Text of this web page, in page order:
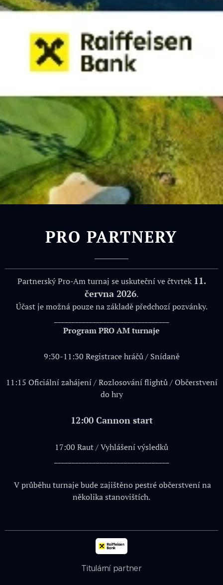
PRO PARTNERY
Partnerský Pro-Am turnaj se uskuteční ve čtvrtek 11.
června 2026.
Účast je možná pouze na základě předchozí pozvánky.
Program PRO AM turnaje
9:30-11:30 Registrace hráčů / Snídaně
11:15 Oficiální zahájení / Rozlosování flightů / Občerstvení
do hry
12:00 Cannon start
17:00 Raut / Vyhlášení výsledků
V průběhu turnaje bude zajištěno pestré občerstvení na
několika stanovištích.
Titulární partner